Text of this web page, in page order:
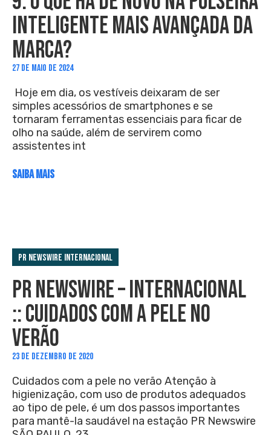
INTELIGENTE MAIS AVANÇADA DA
MARCA?
27 DE MAIO DE 2024
Hoje em dia, os vestíveis deixaram de ser
simples acessórios de smartphones e se
tornaram ferramentas essenciais para ficar de
olho na saúde, além de servirem como
assistentes int
SAIBA MAIS
PR Newswire Internacional
PR NEWSWIRE – INTERNACIONAL
:: CUIDADOS COM A PELE NO
VERÃO
23 DE DEZEMBRO DE 2020
Cuidados com a pele no verão Atenção à
higienização, com uso de produtos adequados
ao tipo de pele, é um dos passos importantes
para mantê-la saudável na estação PR Newswire